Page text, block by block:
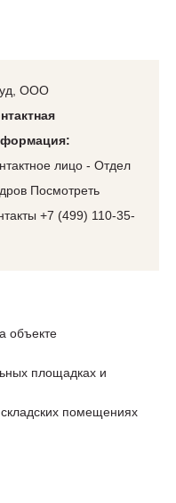
ООО
лицо - Отдел
Посмотреть
+7 (499) 110-35-
объекте
площадках и
помещениях